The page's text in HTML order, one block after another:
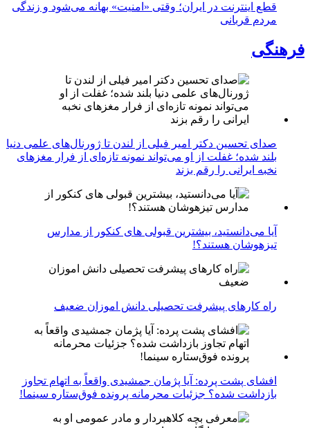
قطع اینترنت در ایران؛ وقتی «امنیت» بهانه می‌شود و زندگی
مردم قربانی
فرهنگی
صدای تحسین دکتر امیر فیلی از لندن تا ژورنال‌های علمی دنیا
بلند شده؛ غفلت از او می‌تواند نمونه تازه‌ای از فرار مغزهای
نخبه ایرانی را رقم بزند
آیا می‌دانستید، بیشترین قبولی های کنکور از مدارس
تیزهوشان هستند؟!
راه کارهای پیشرفت تحصیلی دانش اموزان ضعیف
افشای پشت پرده: آیا پژمان جمشیدی واقعاً به اتهام تجاوز
بازداشت شده؟ جزئیات محرمانه پرونده فوق‌ستاره سینما!